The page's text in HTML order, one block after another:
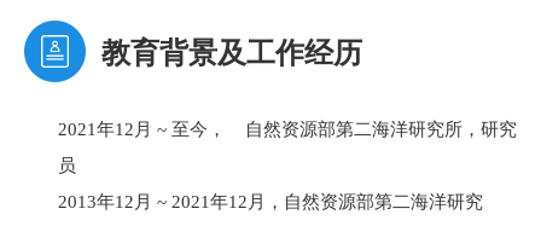
教育背景及工作经历
2021年12月 ~ 至今， 自然资源部第二海洋研究所，研究
员
2013年12月 ~ 2021年12月，自然资源部第二海洋研究